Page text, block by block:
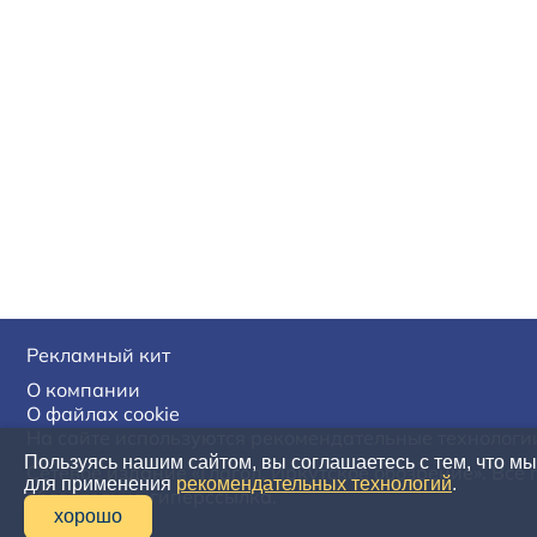
Рекламный кит
О компании
О файлах cookie
Сетевое издание «Глагол. Иркутское обозрение».
обязательна гиперссылка.
16+
Пользуясь нашим сайтом, вы соглашаетесь с тем, что
для применения рекомендательных технологий.
хорошо